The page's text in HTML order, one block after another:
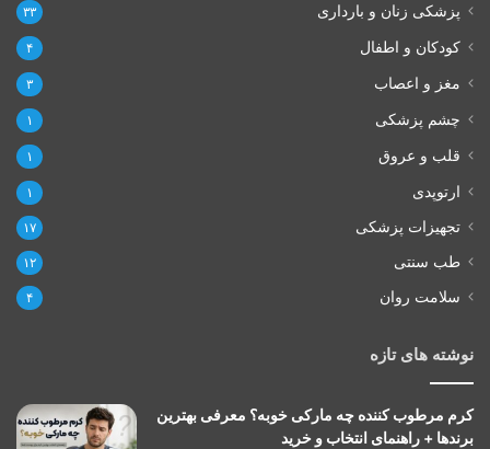
پزشکی زنان و بارداری ۳۳
کودکان و اطفال ۴
مغز و اعصاب ۳
چشم پزشکی ۱
قلب و عروق ۱
ارتوپدی ۱
تجهیزات پزشکی ۱۷
طب سنتی ۱۲
سلامت روان ۴
نوشته های تازه
کرم مرطوب کننده چه مارکی خوبه؟ معرفی بهترین
برندها + راهنمای انتخاب و خرید